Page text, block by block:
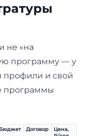
не «на
программу — у
профили и свой
программы
Бюджет Договор
Цена,